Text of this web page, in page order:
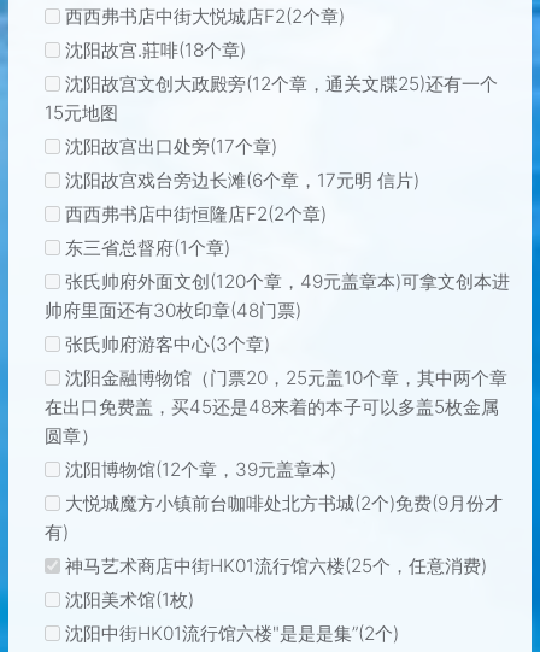
西西弗书店中街大悦城店F2(2个章)
沈阳故宫.莊啡(18个章)
沈阳故宫文创大政殿旁(12个章，通关文牒25)还有一个
15元地图
沈阳故宫出口处旁(17个章)
沈阳故宫戏台旁边长滩(6个章，17元明 信片)
西西弗书店中街恒隆店F2(2个章)
东三省总督府(1个章)
张氏帅府外面文创(120个章，49元盖章本)可拿文创本进
帅府里面还有30枚印章(48门票)
张氏帅府游客中心(3个章)
沈阳金融博物馆（门票20，25元盖10个章，其中两个章
在出口免费盖，买45还是48来着的本子可以多盖5枚金属
圆章）
沈阳博物馆(12个章，39元盖章本)
大悦城魔方小镇前台咖啡处北方书城(2个)免费(9月份才
有)
神马艺术商店中街HK01流行馆六楼(25个，任意消费)
沈阳美术馆(1枚)
沈阳中街HK01流行馆六楼"是是是集”(2个)